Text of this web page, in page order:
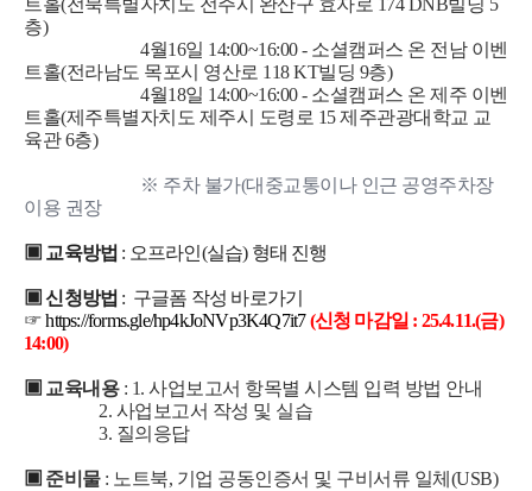
트홀(전북특별자치도 전주시 완산구 효자로 174 DNB빌딩 5
층)
4월16일 14:00~16:00 - 소셜캠퍼스 온 전남 이벤
트홀(전라남도 목포시 영산로 118 KT빌딩 9층)
4월18일 14:00~16:00 - 소셜캠퍼스 온 제주 이벤
트홀(제주특별자치도 제주시 도령로 15 제주관광대학교 교
육관 6층)
※ 주차 불가(대중교통이나 인근 공영주차장
이용 권장
▣ 교육방법 : 오프라인(실습) 형태 진행
▣ 신청방법 : 구글폼 작성 바로가기
☞ https://forms.gle/hp4kJoNVp3K4Q7it7(신청 마감일 : 25.4.11.(금)
14:00)
▣ 교육내용: 1. 사업보고서 항목별 시스템 입력 방법 안내
2. 사업보고서 작성 및 실습
3. 질의응답
▣ 준비물: 노트북, 기업 공동인증서 및 구비서류 일체(USB)